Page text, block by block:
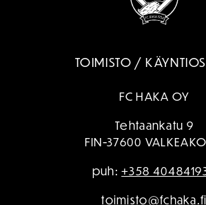
TOIMISTO /
FC HAKA OY
Tehtaankatu 9
FIN-37600
puh:+358
toimisto@fchaka.fi